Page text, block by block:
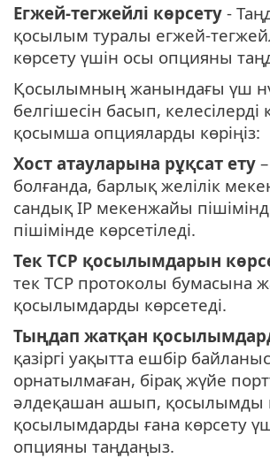
Егжей-тегжейлі көрсету -
қосылым туралы егжей-
көрсету үшін осы опцияны
Қосылымның жанындағы үш
белгішесін басып,
қосымша опцияларды көріңіз:
Хост атауларына рұқсат ету
болғанда, барлық желілік
сандық IP мекенжайы
пішімінде көрсетіледі.
Тек TCP қосылымдарын
тек TCP протоколы бумасына
қосылымдарды көрсетеді.
Тыңдап жатқан
қазіргі уақытта ешбір байланыс
орнатылмаған, бірақ жүйе
әлдеқашан ашып, қосылымды
қосылымдарды ғана көрсету
опцияны таңдаңыз.